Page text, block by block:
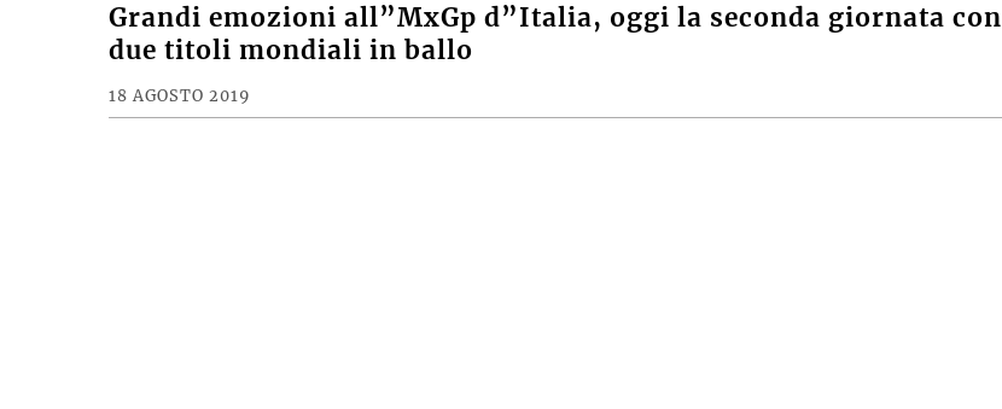
Grandi emozioni all”MxGp d”Italia, oggi la seconda giornata con
due titoli mondiali in ballo
18 AGOSTO 2019